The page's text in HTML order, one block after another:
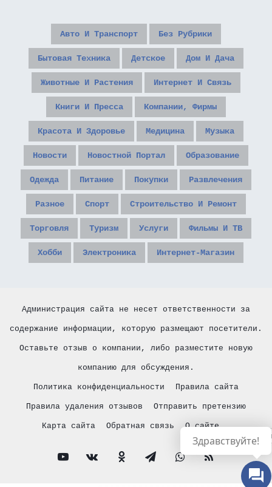
Авто И Транспорт Без Рубрики
Бытовая Техника Детское Дом И Дача
Животные И Растения Интернет И Связь
Книги И Пресса Компании, Фирмы
Красота И Здоровье Медицина Музыка
Новости Новостной Портал Образование
Одежда Питание Покупки Развлечения
Разное Спорт Строительство И Ремонт
Торговля Туризм Услуги Фильмы И ТВ
Хобби Электроника Интернет-Магазин
Администрация сайта не несет ответственности за
содержание информации, которую размещают посетители.
Оставьте отзыв о компании, либо разместите новую
компанию для обсуждения.
Политика конфиденциальности Правила сайта
Правила удаления отзывов Отправить претензию
Карта сайта Обратная связь
О сайте
YouTubevk.comОдноклассники
TelegramWhatsApp
RSS
Здравствуйте!